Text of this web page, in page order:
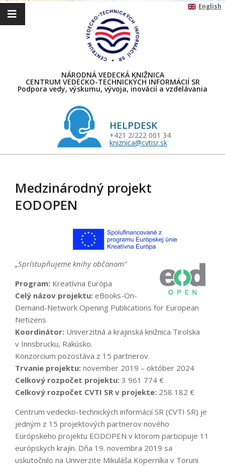
Skip
English
NÁRODNÁ VEDECKÁ KNIŽNICA
CENTRUM VEDECKO-TECHNICKÝCH INFORMÁCIÍ SR
Podpora vedy, výskumu, vývoja, inovácií a vzdelávania
HELPDESK
+421 2/222 001 34
kniznica@cvtisr.sk
MenuMedzinárodný projekt
EODOPEN
„Sprístupňujeme knihy občanom“
Program: Kreatívna Európa
Celý názov projektu: eBooks-On-
Demand-Network Opening Publications for European
Netizens
Koordinátor: Univerzitná a krajinská knižnica Tirolska
v Innsbrucku, Rakúsko.
Konzorcium pozostáva z 15 partnerov.
Trvanie projektu: november 2019 – október 2024
Celkový rozpočet projektu: 3 961 774 €
Celkový rozpočet CVTI SR v projekte: 258 182 €
Centrum vedecko-technických informácií SR (CVTI SR) je
jedným z 15 projektových partnerov nového
Európskeho projektu EODOPEN v ktorom participuje 11
európskych krajín. Dňa 19. novembra 2019 sa
uskutočnilo na Univerzite Mikuláša Koperníka v Toruni